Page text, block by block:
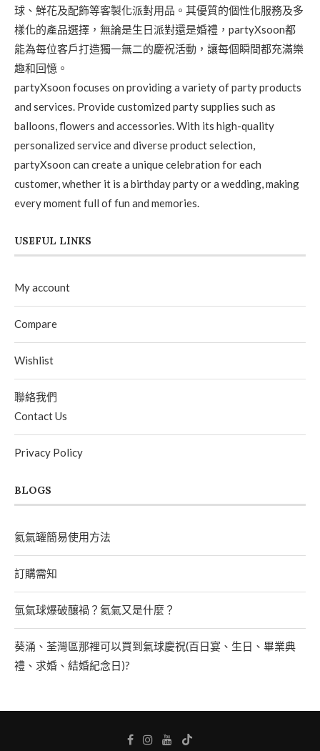
球、鮮花及配飾等客製化派對用品。其優質的個性化服務及多
樣化的產品選擇，無論是生日派對還是婚禮，partyXsoon都
能為每位客戶打造獨一無二的慶祝活動，讓每個瞬間都充滿樂
趣和回憶。
partyXsoon focuses on providing a variety of party products
and services. Provide customized party supplies such as
balloons, flowers and accessories. With its high-quality
personalized service and diverse product selection,
partyXsoon can create a unique celebration for each
customer, whether it is a birthday party or a wedding, making
every moment full of fun and memories.
USEFUL LINKS
My account
Compare
Wishlist
聯絡我們
Contact Us
Privacy Policy
BLOGS
氦氣罐簡易使用方法
訂購需知
氫氣球爆破釀禍？氦氣又是什麼？
葵涌、荃灣區那裡可以買到氣球慶祝(百日宴、生日、畢業典
禮、求婚、結婚紀念日)?